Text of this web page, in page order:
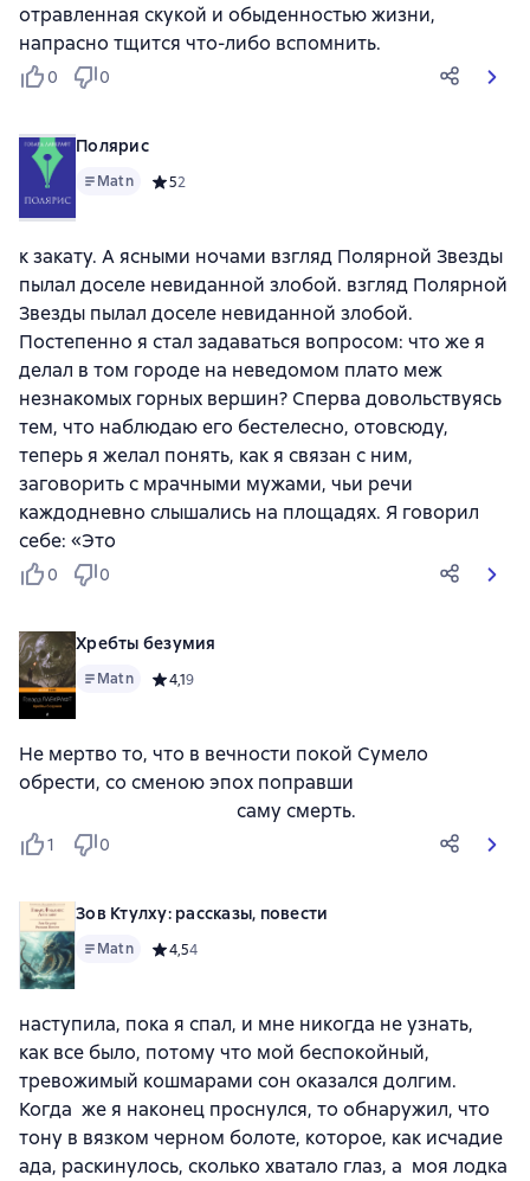
отравленная скукой и обыденностью жизни,
напрасно тщится что-либо вспомнить.
0 0
Полярис
Matn Средний рейтинг 5 на основе 2 оценок
52
к закату. А ясными ночами взгляд Полярной Звезды
пылал доселе невиданной злобой. взгляд Полярной
Звезды пылал доселе невиданной злобой.
Постепенно я стал задаваться вопросом: что же я
делал в том городе на неведомом плато меж
незнакомых горных вершин? Сперва довольствуясь
тем, что наблюдаю его бестелесно, отовсюду,
теперь я желал понять, как я связан с ним,
заговорить с мрачными мужами, чьи речи
каждодневно слышались на площадях. Я говорил
себе: «Это
0 0
Хребты безумия
Matn Средний рейтинг 4,1 на основе 9 оценок
4,19
Не мертво то, что в вечности покой Сумело
обрести, со сменою эпох поправши
саму смерть.
1 0
Зов Ктулху: рассказы, повести
Matn Средний рейтинг 4,5 на основе 4 оценок
4,54
наступила, пока я спал, и мне никогда не узнать,
как все было, потому что мой беспокойный,
тревожимый кошмарами сон оказался долгим.
Когда же я наконец проснулся, то обнаружил, что
тону в вязком черном болоте, которое, как исчадие
ада, раскинулось, сколько хватало глаз, а моя лодка